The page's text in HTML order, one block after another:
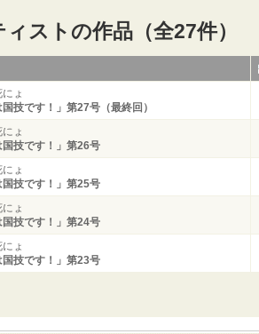
ストの作品（全27件）
ょ
国技です！」第27号（最終回）
ょ
国技です！」第26号
ょ
国技です！」第25号
ょ
国技です！」第24号
ょ
国技です！」第23号